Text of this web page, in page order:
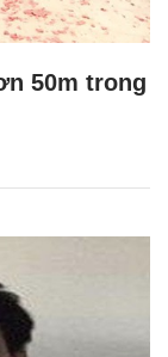
50m trong